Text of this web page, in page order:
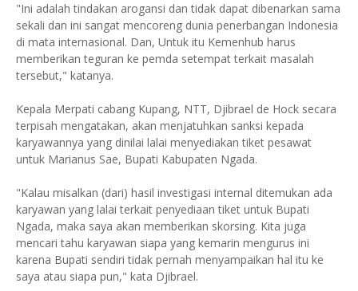
"Ini adalah tindakan arogansi dan tidak dapat dibenarkan sama
sekali dan ini sangat mencoreng dunia penerbangan Indonesia
di mata internasional. Dan, Untuk itu Kemenhub harus
memberikan teguran ke pemda setempat terkait masalah
tersebut," katanya.
Kepala Merpati cabang Kupang, NTT, Djibrael de Hock secara
terpisah mengatakan, akan menjatuhkan sanksi kepada
karyawannya yang dinilai lalai menyediakan tiket pesawat
untuk Marianus Sae, Bupati Kabupaten Ngada.
"Kalau misalkan (dari) hasil investigasi internal ditemukan ada
karyawan yang lalai terkait penyediaan tiket untuk Bupati
Ngada, maka saya akan memberikan skorsing. Kita juga
mencari tahu karyawan siapa yang kemarin mengurus ini
karena Bupati sendiri tidak pernah menyampaikan hal itu ke
saya atau siapa pun," kata Djibrael.